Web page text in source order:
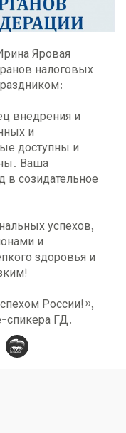
Яровая
налоговых
внедрения и
и
доступны и
Ваша
в созидательное
успехов,
и
здоровья и
России!», -
спикера ГД.